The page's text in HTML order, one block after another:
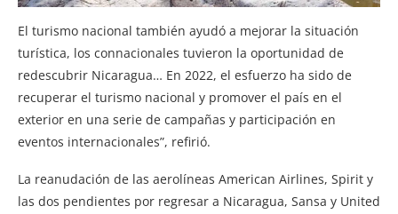
El turismo nacional también ayudó a mejorar la situación
turística, los connacionales tuvieron la oportunidad de
redescubrir Nicaragua… En 2022, el esfuerzo ha sido de
recuperar el turismo nacional y promover el país en el
exterior en una serie de campañas y participación en
eventos internacionales”, refirió.
La reanudación de las aerolíneas American Airlines, Spirit y
las dos pendientes por regresar a Nicaragua, Sansa y United